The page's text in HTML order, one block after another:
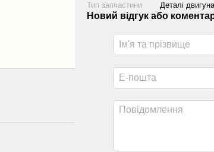
Тип запчастини Деталі двигуна
Новий відгук або